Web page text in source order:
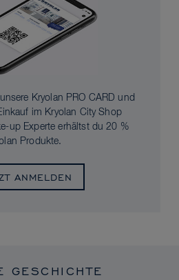
Kryolan PRO CARD und
im Kryolan City Shop
up Experte erhältst du 20 %
Produkte.
ANMELDEN
GESCHICHTE